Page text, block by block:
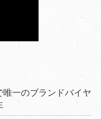
一のブランドバイヤ